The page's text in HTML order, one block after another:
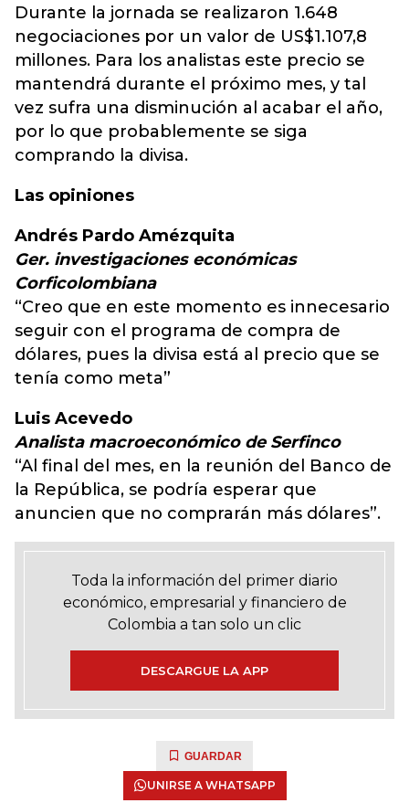
Durante la jornada se realizaron 1.648
negociaciones por un valor de US$1.107,8
millones. Para los analistas este precio se
mantendrá durante el próximo mes, y tal
vez sufra una disminución al acabar el año,
por lo que probablemente se siga
comprando la divisa.
Las opiniones
Andrés Pardo Amézquita
Ger. investigaciones económicas
Corficolombiana
“Creo que en este momento es innecesario
seguir con el programa de compra de
dólares, pues la divisa está al precio que se
tenía como meta”
Luis Acevedo
Analista macroeconómico de Serfinco
“Al final del mes, en la reunión del Banco de
la República, se podría esperar que
anuncien que no comprarán más dólares”.
Toda la información del primer diario
económico, empresarial y financiero de
Colombia a tan solo un clic
DESCARGUE LA APP
GUARDAR
UNIRSE A WHATSAPP